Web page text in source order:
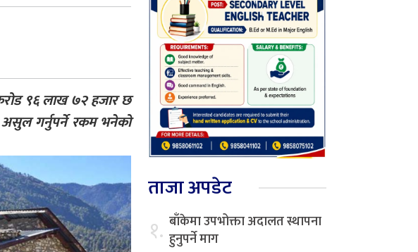
९६ लाख ७२ हजार छ
गर्नुपर्ने रकम भनेको
ताजा अपडेट
१. बाँकेमा उपभोक्ता अदालत स्थापना
हुनुपर्ने माग